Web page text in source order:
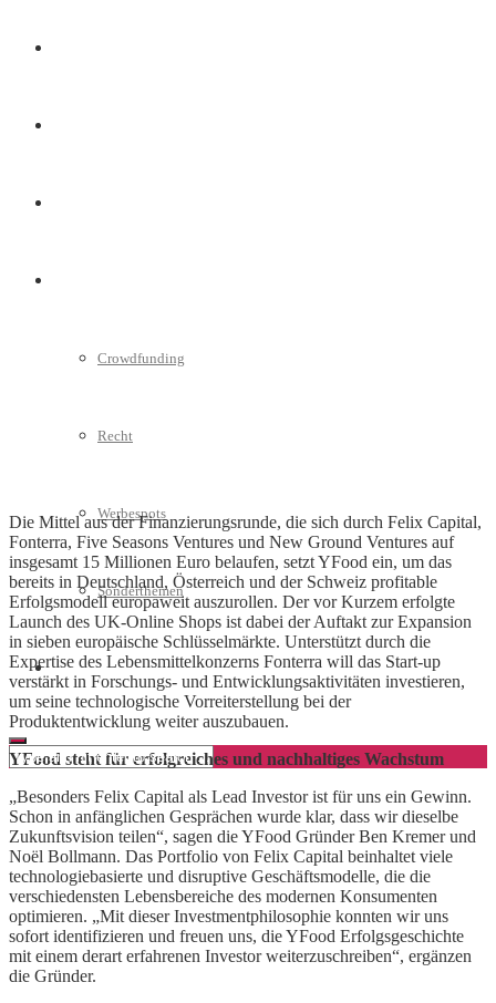
Crowdfunding
Recht
Werbespots
Sonderthemen
Geschäftskonto eröffnen
Die Mittel aus der Finanzierungsrunde, die sich durch Felix Capital,
Fonterra, Five Seasons Ventures und New Ground Ventures auf
insgesamt 15 Millionen Euro belaufen, setzt YFood ein, um das
bereits in Deutschland, Österreich und der Schweiz profitable
Erfolgsmodell europaweit auszurollen. Der vor Kurzem erfolgte
Launch des UK-Online Shops ist dabei der Auftakt zur Expansion
in sieben europäische Schlüsselmärkte. Unterstützt durch die
Expertise des Lebensmittelkonzerns Fonterra will das Start-up
verstärkt in Forschungs- und Entwicklungsaktivitäten investieren,
um seine technologische Vorreiterstellung bei der
Produktentwicklung weiter auszubauen.
YFood steht für erfolgreiches und nachhaltiges Wachstum
„Besonders Felix Capital als Lead Investor ist für uns ein Gewinn.
Schon in anfänglichen Gesprächen wurde klar, dass wir dieselbe
Zukunftsvision teilen“, sagen die YFood Gründer Ben Kremer und
Noël Bollmann. Das Portfolio von Felix Capital beinhaltet viele
technologiebasierte und disruptive Geschäftsmodelle, die die
verschiedensten Lebensbereiche des modernen Konsumenten
optimieren. „Mit dieser Investmentphilosophie konnten wir uns
sofort identifizieren und freuen uns, die YFood Erfolgsgeschichte
mit einem derart erfahrenen Investor weiterzuschreiben“, ergänzen
die Gründer.